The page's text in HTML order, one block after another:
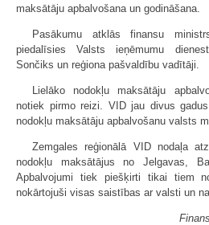
maksātāju apbalvošana un godināšana.
Pasākumu atklās finansu
piedalīsies Valsts ieņēmumu
Sončiks un reģiona pašvaldību vadītāji.
Lielāko nodokļu maksātāju
notiek pirmo reizi. VID jau divus
nodokļu maksātāju apbalvošanu valsts
Zemgales reģionālā VID nodaļa
nodokļu maksātājus no Jelgavas,
Apbalvojumi tiek piešķirti tikai tiem
nokārtojuši visas saistības ar valsti un